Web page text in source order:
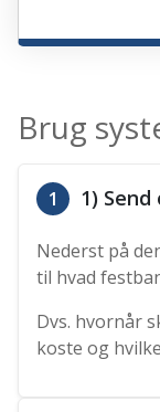
Brug
1 1)
Nederst på
til hvad
Dvs. hvornår
koste og